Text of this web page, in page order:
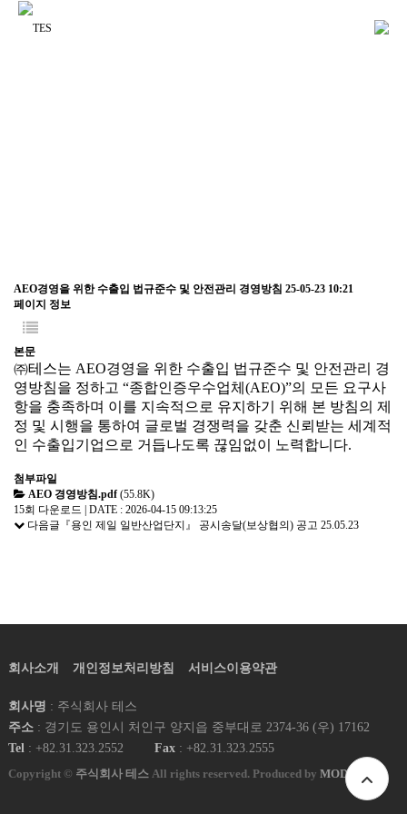
AEO경영을 위한 수출입 법규준수 및 안전관리 경영방침 25-05-23 10:21
페이지 정보
본문
㈜테스는 AEO경영을 위한 수출입 법규준수 및 안전관리 경
영방침을 정하고 “종합인증우수업체 (AEO)”의 모든 요구사
항을 충족하며 이를 지속적으로 유지하기 위해 본 방침의 제
정 및 시행을 통하여 글로벌 경쟁력을 갖춘 신뢰받는 세계적
인 수출입기업으로 거듭나도록 끊임없이 노력합니다.
첨부파일
AEO 경영방침.pdf(55.8K)
15회 다운로드 | DATE : 2026-04-15 09:13:25
다음글 『용인 제일 일반산업단지』 공시송달(보상협의) 공고 25.05.23
회사소개 개인정보처리방침 서비스이용약관
회사명 : 주식회사 테스
주소: 경기도 용인시 처인구 양지읍 중부대로 2374-36 (우) 17162
Tel: +82.31.323.2552 Fax: +82.31.323.2555
Copyright © 주식회사 테스All rights reserved. Produced by MODOO.